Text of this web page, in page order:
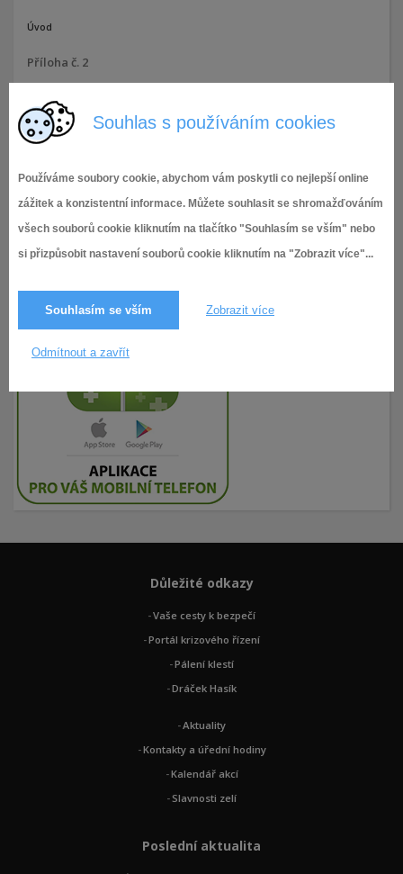
Souhlas s používáním cookies
Používáme soubory cookie, abychom vám poskytli co nejlepší online
zážitek a konzistentní informace. Můžete souhlasit se shromažďováním
všech souborů cookie kliknutím na tlačítko "Souhlasím se vším" nebo
si přizpůsobit nastavení souborů cookie kliknutím na "Zobrazit více"...
Souhlasím se vším Zobrazit více
Odmítnout a zavřít
Úvod
Příloha č. 2
13.9.2022
Důležité odkazy
Vaše cesty k bezpečí
Portál krizového řízení
Pálení klestí
Dráček Hasík
Aktuality
Kontakty a úřední hodiny
Kalendář akcí
Slavnosti zelí
Poslední aktualita